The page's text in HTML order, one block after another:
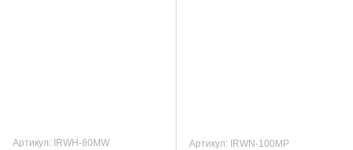
Артикул: IRWH-80MW Артикул: IRWN-100MP